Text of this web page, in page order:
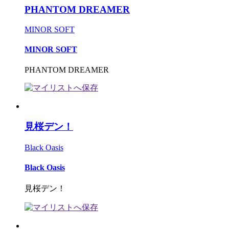
PHANTOM DREAMER
MINOR SOFT
MINOR SOFT
PHANTOM DREAMER
見桜デン！
Black Oasis
Black Oasis
見桜デン！